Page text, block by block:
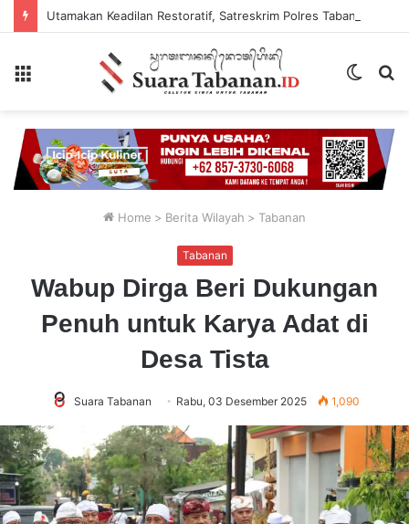
Switch
Home > Berita Wilayah > Tabanan
Tabanan
Wabup Dirga Beri Dukungan
Penuh untuk Karya Adat di
Desa Tista
Suara Tabanan Rabu, 03 Desember 2025 1,090